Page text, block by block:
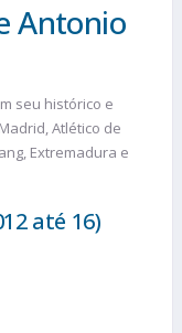
Antonio
seu histórico e
Atlético de
Extremadura e
até 16)